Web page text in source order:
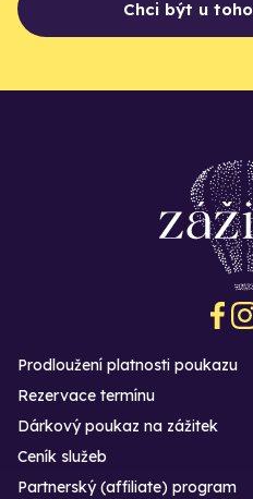
Chci být u toho
Prodloužení platnosti poukazu
Rezervace termínu
Dárkový poukaz na zážitek
Ceník služeb
Partnerský (affiliate) program